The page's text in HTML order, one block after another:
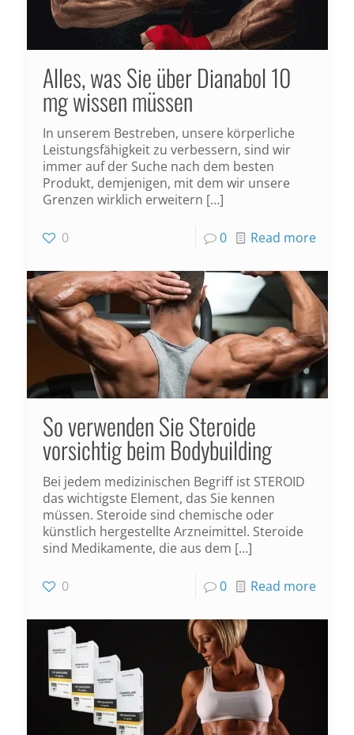
Alles, was Sie über Dianabol 10
mg wissen müssen
In unserem Bestreben, unsere körperliche
Leistungsfähigkeit zu verbessern, sind wir
immer auf der Suche nach dem besten
Produkt, demjenigen, mit dem wir unsere
Grenzen wirklich erweitern […]
0 0 Read more
So verwenden Sie Steroide
vorsichtig beim Bodybuilding
Bei jedem medizinischen Begriff ist STEROID
das wichtigste Element, das Sie kennen
müssen. Steroide sind chemische oder
künstlich hergestellte Arzneimittel. Steroide
sind Medikamente, die aus dem […]
0 0 Read more